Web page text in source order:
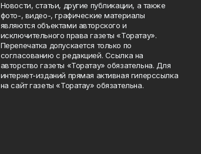
Новости, статьи, другие публикации, а также
фото-, видео-, графические материалы
являются объектами авторского и
исключительного права газеты «Торатау».
Перепечатка допускается только по
согласованию с редакцией. Ссылка на
авторство газеты «Торатау» обязательна. Для
интернет-изданий прямая активная гиперссылка
на сайт газеты «Торатау» обязательна.